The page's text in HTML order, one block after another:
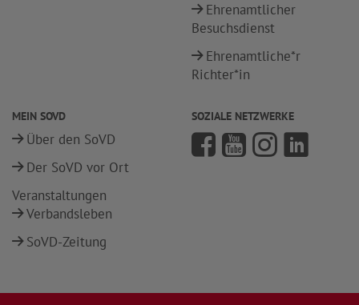
Ehrenamtlicher
Besuchsdienst
Ehrenamtliche*r
Richter*in
MEIN SOVD
Über den SoVD
Der SoVD vor Ort
Veranstaltungen
Verbandsleben
SoVD-Zeitung
SOZIALE NETZWERKE